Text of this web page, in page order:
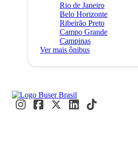
Rio de Janeiro
Belo Horizonte
Ribeirão Preto
Campo Grande
Campinas
Ver mais ônibus